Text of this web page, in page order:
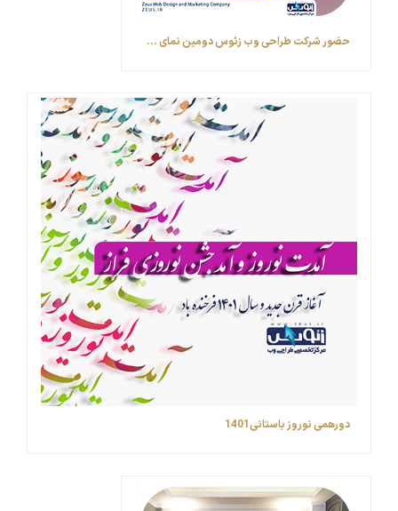
حضور شرکت طراحی وب زئوس ‎دومین نمای ...
دورهمی نوروز باستانی1401